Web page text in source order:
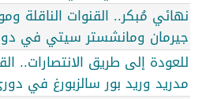
نهائي مُبكر.. القنوات الناقلة
جيرمان ومانشستر سيتي في
للعودة إلى طريق الانتصارات..
مدريد وريد بور سالزبورغ في